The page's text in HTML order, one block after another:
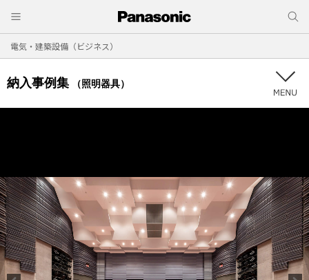
電気・建築設備（ビジネス）
納入事例集 （照明器具）